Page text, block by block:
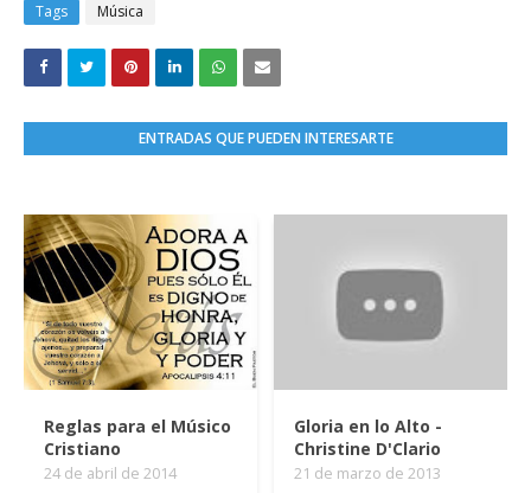
Tags Música
ENTRADAS QUE PUEDEN INTERESARTE
Reglas para el Músico
Cristiano
24 de abril de 2014
Gloria en lo Alto -
Christine D'Clario
21 de marzo de 2013